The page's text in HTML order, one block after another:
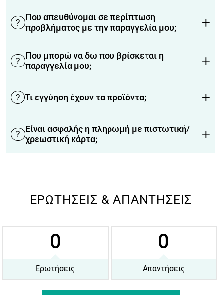
? Που απευθύνομαι σε περίπτωση
προβλήματος με την παραγγελία μου;
+
? Που μπορώ να δω που βρίσκεται η
παραγγελία μου;
+
? Τι εγγύηση έχουν τα προϊόντα; +
? Είναι ασφαλής η πληρωμή με πιστωτική/
χρεωστική κάρτα;
+
ΕΡΩΤΉΣΕΙΣ & ΑΠΑΝΤΉΣΕΙΣ
0
Ερωτήσεις
0
Απαντήσεις
Κέρδισε -10%
Έχω διαβάσει και αποδέχομαι τους
Εγγραφή